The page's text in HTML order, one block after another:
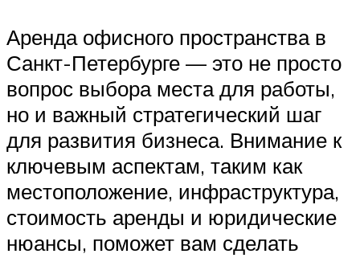
Аренда офисного пространства в
Санкт-Петербурге — это не просто
вопрос выбора места для работы,
но и важный стратегический шаг
для развития бизнеса. Внимание к
ключевым аспектам, таким как
местоположение, инфраструктура,
стоимость аренды и юридические
нюансы, поможет вам сделать